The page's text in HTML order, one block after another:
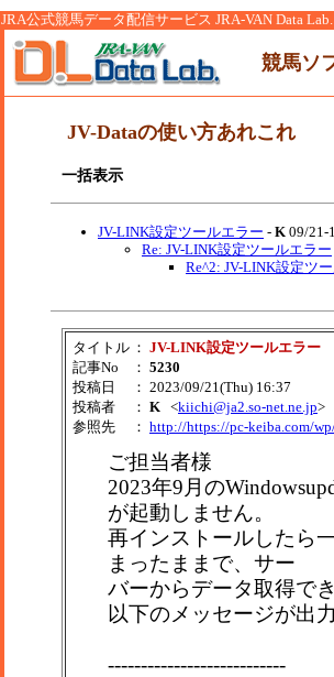
JRA公式競馬データ配信サービス JRA-VAN Data Lab.
競馬ソ
JV-Dataの使い方あれこれ
一括表示
JV-LINK設定ツールエラー - K 09/21-
Re: JV-LINK設定ツールエラー
Re^2: JV-LINK設定ツ
タイトル ： JV-LINK設定ツールエラー
記事No
： 5230
投稿日
： 2023/09/21(Thu) 16:37
投稿者
： K <kiichi@ja2.so-net.ne.jp>
参照先
： http://https://pc-keiba.com/
ご担当者様
2023年9月の
が起動しません。
再インストールしたら
まったままで、サー
バーからデータ取得で
以下のメッセージが出
---------------------------